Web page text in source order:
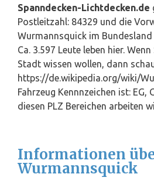
Spanndecken-Lichtdecken.de
Postleitzahl: 84329 und die
Wurmannsquick im Bundesland
Ca. 3.597 Leute leben hier.
Stadt wissen wollen, dann
https://de.wikipedia.org/wiki/
Fahrzeug Kennnzeichen ist: EG,
diesen PLZ Bereichen arbeiten
Informationen
Wurmannsquick